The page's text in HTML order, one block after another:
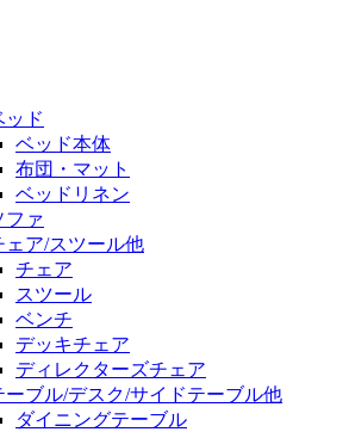
ド
ベッド本体
布団・マット
ベッドリネン
ァ
ア/スツール他
チェア
スツール
ベンチ
デッキチェア
ディレクターズチェア
ブル/デスク/サイドテーブル他
ダイニングテーブル